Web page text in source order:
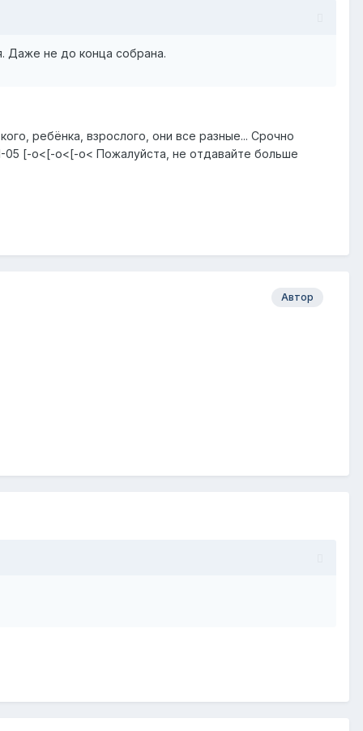
Даже не до конца собрана.
ребёнка, взрослого, они все разные... Срочно
[-o<[-o<[-o< Пожалуйста, не отдавайте больше
Автор